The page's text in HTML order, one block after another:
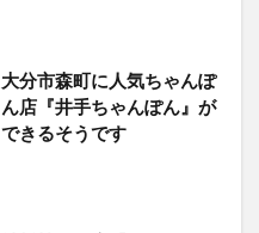
大分市森町に人気ちゃんぽ
ん店『井手ちゃんぽん』が
できるそうです